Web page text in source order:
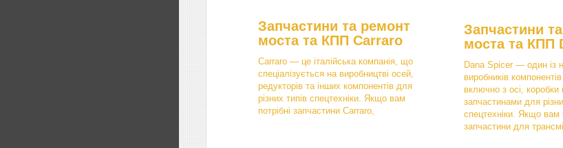
Запчастини та ремонт
моста та КПП Carraro
Carraro — це італійська компанія, що
спеціалізується на виробництві осей,
редукторів та інших компонентів для
різних типів спецтехніки. Якщо вам
потрібні запчастини Carraro,
Запчастини
моста та КПП
Dana Spicer — один із
виробників
включно з осі, коробки
запчастинами для
спецтехніки. Якщо вам
запчастини для